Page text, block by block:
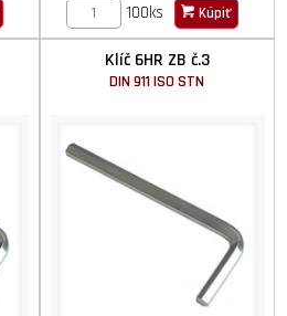
100ks
Kúpiť
Klíč 6HR ZB č.3
DIN 911 ISO STN